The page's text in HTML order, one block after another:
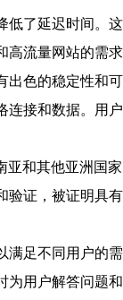
了延迟时间。
流量网站的需
色的稳定性和
接和数据。用
和其他亚洲国
验证，被证明具
足不同用户的
用户解答问题